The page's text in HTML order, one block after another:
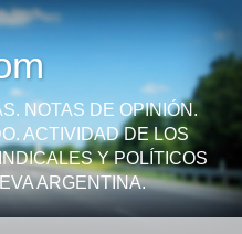
NOTAS DE OPINIÓN.
ACTIVIDAD DE LOS
Y POLÍTICOS
ARGENTINA.